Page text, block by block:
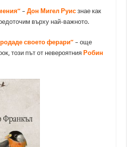
–Дон Мигел Руис знае как
върху най-важното.
своето ферари” – още
този път от невероятнияРобин